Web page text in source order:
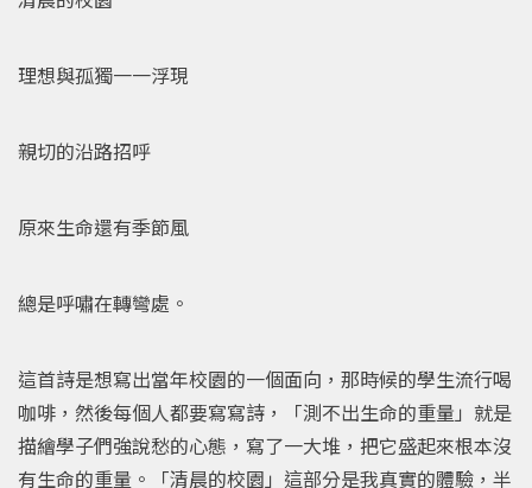
理想與孤獨一一浮現
親切的沿路招呼
原來生命還有季節風
總是呼嘯在轉彎處。
這首詩是想寫出當年校園的一個面向，那時候的學生流行喝
咖啡，然後每個人都要寫寫詩，「測不出生命的重量」就是
描繪學子們強說愁的心態，寫了一大堆，把它盛起來根本沒
有生命的重量。「清晨的校園」這部分是我真實的體驗，半